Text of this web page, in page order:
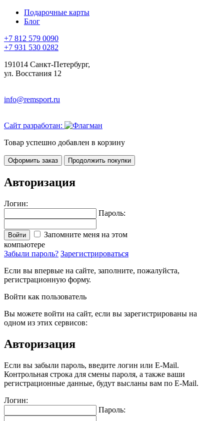
Подарочные карты
Блог
+7 812 579 0090
+7 931 530 0282
191014 Санкт-Петербург,
ул. Восстания 12
info@remsport.ru
Сайт разработан:
Товар успешно добавлен в корзину
Оформить заказ Продолжить покупки
Авторизация
Логин:
Пароль:
Войти
Запомните меня на этом
компьютере
Забыли пароль? Зарегистрироваться
Если вы впервые на сайте, заполните, пожалуйста,
регистрационную форму.
Войти как пользователь
Вы можете войти на сайт, если вы зарегистрированы на
одном из этих сервисов:
Авторизация
Если вы забыли пароль, введите логин или E-Mail.
Контрольная строка для смены пароля, а также ваши
регистрационные данные, будут высланы вам по E-Mail.
Логин:
Пароль: